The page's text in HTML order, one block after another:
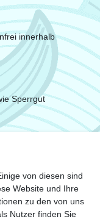
innerhalb
Sperrgut
von diesen sind
Website und Ihre
zu den von uns
Nutzer finden Sie